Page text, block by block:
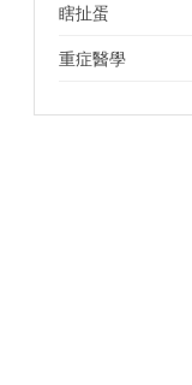
瞎扯蛋
重症醫學